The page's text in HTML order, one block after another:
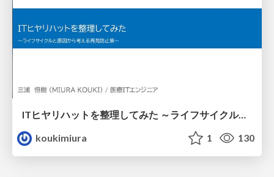
ITヒヤリハットを整理してみた ～ライフサイクルと原因から考える再発防止策～
koukimiura
1 130